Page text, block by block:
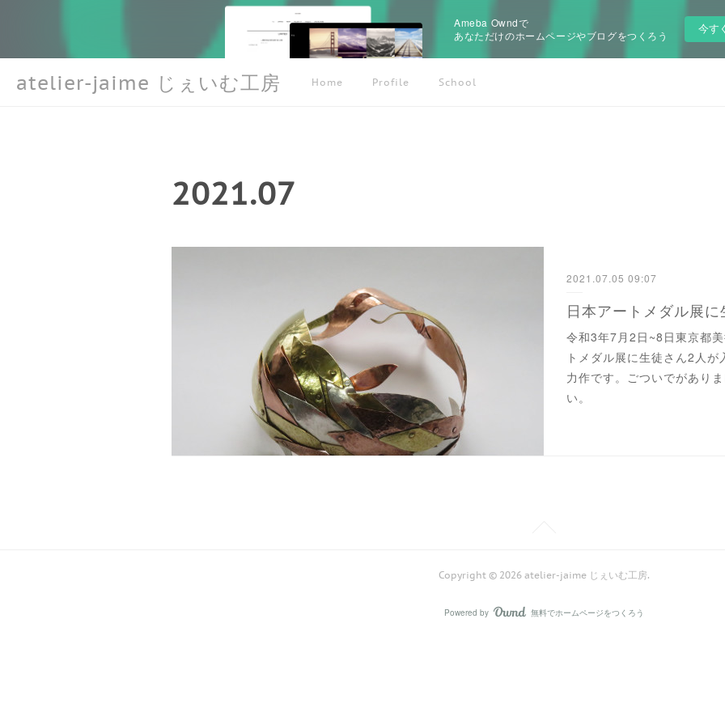
Ameba Owndで
あなただけのホームページやブログをつくろう
今す
atelier-jaime じぇいむ工房 Home Profile School
2021.07
2021.07.05 09:07
日本アートメダル展に
令和3年7月2日~8日東京都
トメダル展に生徒さん2人
力作です。ごついでがあり
い。
Copyright © 2026 atelier-jaime じぇいむ工房.
Powered by AmebaOwnd
無料でホームページをつくろう